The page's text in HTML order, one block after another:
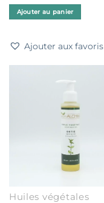
Ajouter au panier
Ajouter aux favoris
Huiles végétales